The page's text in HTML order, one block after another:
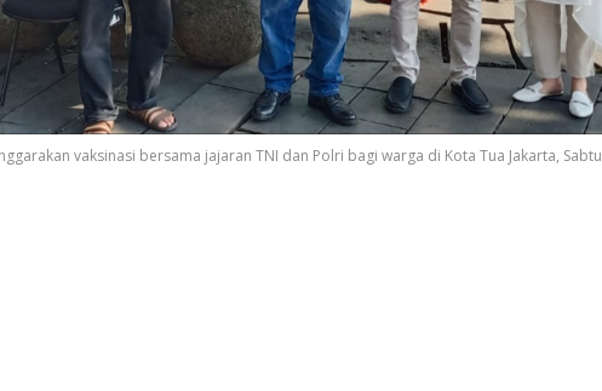
vaksinasi bersama jajaran TNI dan Polri bagi warga di Kota Tua Jakarta, Sabtu